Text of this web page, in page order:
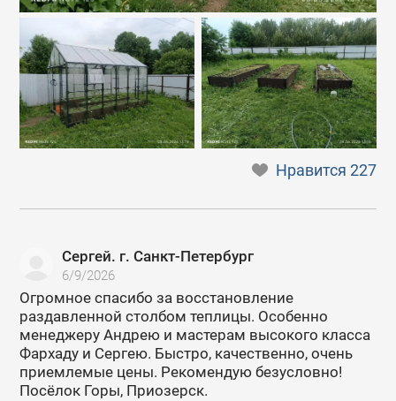
Нравится227
Сергей. г. Санкт-Петербург
6/9/2026
Огромное спасибо за восстановление
раздавленной столбом теплицы. Особенно
менеджеру Андрею и мастерам высокого класса
Фархаду и Сергею. Быстро, качественно, очень
приемлемые цены. Рекомендую безусловно!
Посёлок Горы, Приозерск.